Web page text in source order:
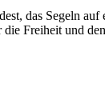
das Segeln
Freiheit und